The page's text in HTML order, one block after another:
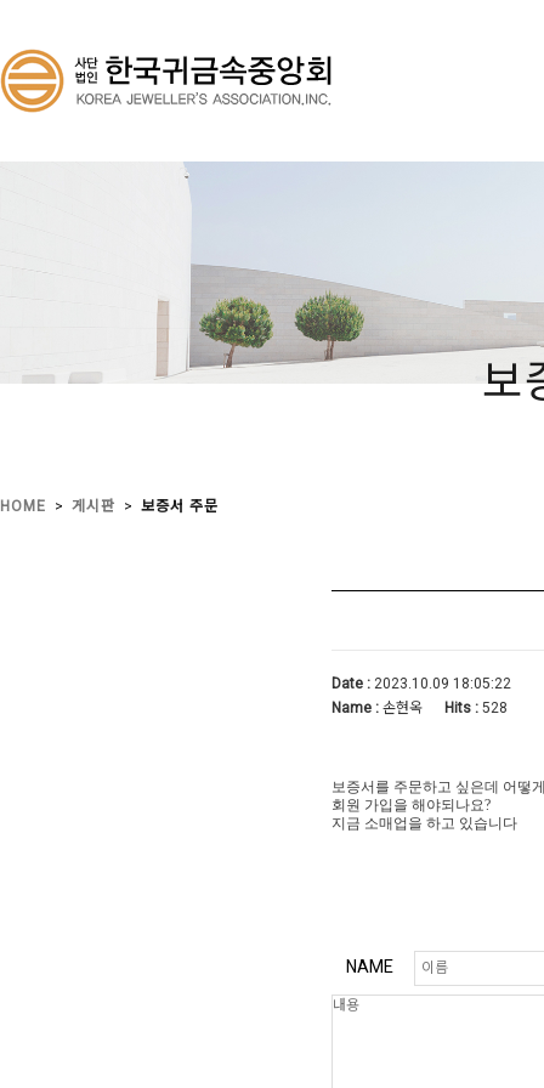
보
HOME > 게시판 > 보증서 주문
Date :2023.10.09 18:05:22
Name :손현옥 Hits :528
보증서를 주문하고 싶은데 어떻
회원 가입을 해야되나요?
지금 소매업을 하고 있습니다
NAME